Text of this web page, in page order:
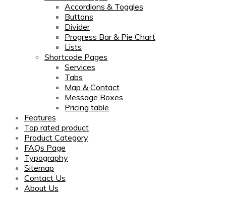
Accordions & Toggles
Buttons
Divider
Progress Bar & Pie Chart
Lists
Shortcode Pages
Services
Tabs
Map & Contact
Message Boxes
Pricing table
Features
Top rated product
Product Category
FAQs Page
Typography
Sitemap
Contact Us
About Us